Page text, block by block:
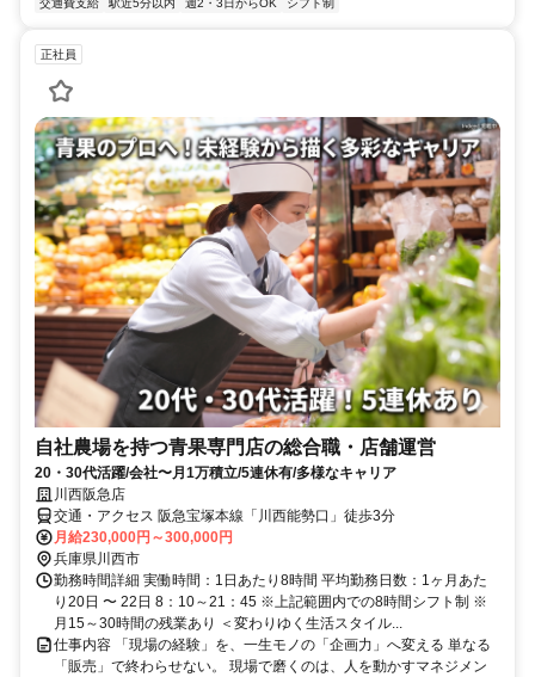
交通費支給 駅近5分以内 週2・3日からOK シフト制
正社員
自社農場を持つ青果専門店の総合職・店舗運営
20・30代活躍/会社〜月1万積立/5連休有/多様なキャリア
川西阪急店
交通・アクセス 阪急宝塚本線「川西能勢口」徒歩3分
月給230,000円～300,000円
兵庫県川西市
勤務時間詳細 実働時間：1日あたり8時間 平均勤務日数：1ヶ月あた
り20日 〜 22日 8：10～21：45 ※上記範囲内での8時間シフト制 ※
月15～30時間の残業あり ＜変わりゆく生活スタイル...
仕事内容 「現場の経験」を、一生モノの「企画力」へ変える 単なる
「販売」で終わらせない。 現場で磨くのは、人を動かすマネジメン